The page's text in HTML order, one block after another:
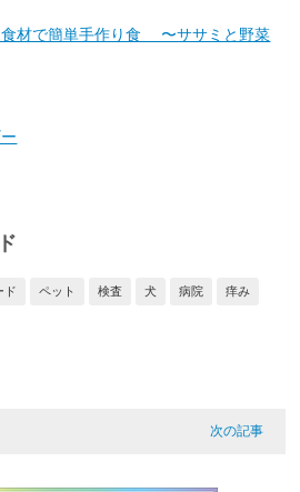
食材で簡単手作り食 〜ササミと野菜
ド ペット 検査 犬 病院 痒み
次の記事